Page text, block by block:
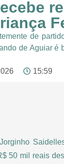
de
de Aguiar é
15:59
50 mil reais